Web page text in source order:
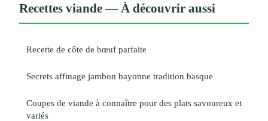
Recettes viande — À découvrir aussi
Recette de côte de bœuf parfaite
Secrets affinage jambon bayonne tradition basque
Coupes de viande à connaître pour des plats savoureux et
variés